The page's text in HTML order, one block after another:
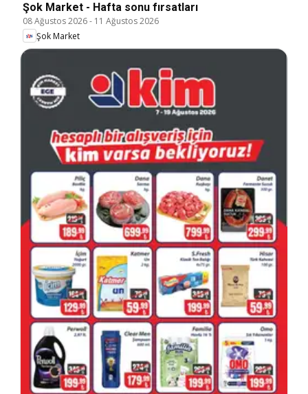
Şok Market - Hafta sonu fırsatları
08 Ağustos 2026- 11 Ağustos 2026
Şok Market